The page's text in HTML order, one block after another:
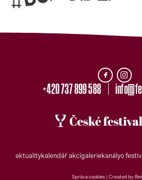
+420 737 899 588
aktualitykalendář akcígaleriekanályo
Správa cookies | Created by